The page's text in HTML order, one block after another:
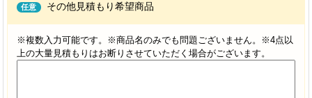
任意 その他見積もり希望商品
※複数入力可能です。※商品名のみでも問題ございません。※4点以
上の大量見積もりはお断りさせていただく場合がございます。